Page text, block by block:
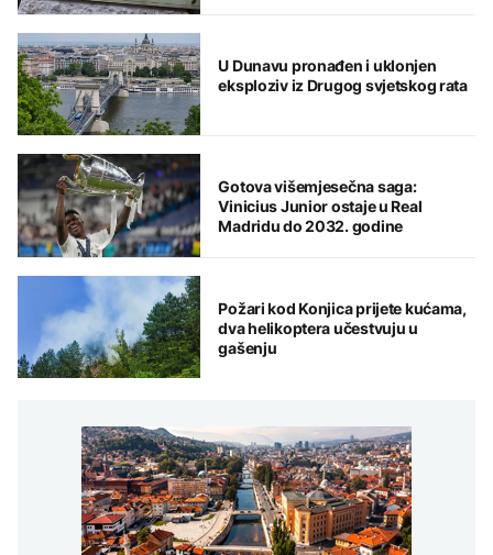
U Dunavu pronađen i uklonjen
eksploziv iz Drugog svjetskog rata
Gotova višemjesečna saga:
Vinicius Junior ostaje u Real
Madridu do 2032. godine
Požari kod Konjica prijete kućama,
dva helikoptera učestvuju u
gašenju